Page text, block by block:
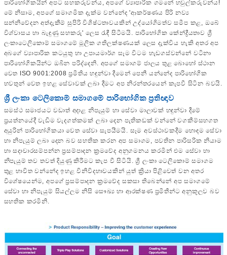
පාරිභෝගිකයින් අපට සහකරුවන්ය, අපගේ ව්‍යාපාරික ගමනේ හවුල්කරුවන්ය!
මේ නිසාම, අපගේ සමාගමික දැක්ම වන්නේද 'ආකර්ෂණය පිරි නව්‍ය
සන්නිවේදන අත්දැකීම් සුපිරි විශිෂ්ටතාවයකින් උද්යෝගිමත්ව සමීප කළ, ඔබේ
විශ්වාසය හා බැඳුණු සහකරු' ලෙස රැඳී සිටීමයි. පාරිභෝගික කේන්ද්‍රීයතාව ශ්‍රී
ලංකාටෙලිකොම් සමාගමේ මූලික ගතිලක්ෂණයක් ලෙස දැක්විය හැකි අතර අප
අබගේ ව්‍යාපාරික කටයුතු හා උපායමාර්ග සෑම විටම හැඩගස්වන්නේ වටිනා
පාරිභෝගිකයින්ට ඔබින පරිද්දෙනි. අපගේ සමාගම් ජාලය තුළ බොහෝ ස්ථාන
වෙත ISO 9001:2008 ප්‍රමිතිය හඳුන්වා දීමෙන් පෙනී යන්නේද පාරිභෝගික
භවතුන් වෙත ඉහළ සේවාවක් ලබා දීමට අප නිරන්තරයෙන් කැපවී සිටින බවයි.
ශ්‍රී ලංකා ටෙලිකොම් සමාගමේ පාරිභෝගික ප්‍රතිඥාව
සමස්ථ සමාජයට වඩාත් අදාළ නිපැයුම් හා සේවා මාලාවක් හඳුන්වා දීමේ
ප්‍රයත්නයේදී වැඩිම වැදගත්කමක් ලබා දෙන පැතිකඩක් වන්නේ වගකීම්සහගත
අයුරින් පාරිභෝගිකයා වෙත සේවා සැපයීමයි. සෑම අවස්ථාවකදීම හොඳම සේවා
හා නිපැයුම් ලබා දෙන බව සහතික කරන අප සමාගම, පවතින පාරිසරික නියාම
හා සදාචාරසම්පන්න ප්‍රසම්පාදන ක්‍රමවේද අනුගමනය කරමින් එම සේවා හා
නිපැයුම් තව තවත් දියුණු කිරීමට කැප වී සිටියි. ශ්‍රී ලංකා ටෙලිකොම් සමාගම
තුළ භාවිත වන්නේද ඉහළ විනිවිදභාවයකින් යුත් ක්‍රියා පිළිවෙත් වන අතර
විශේෂයෙන්ම, අපගේ ප්‍රසම්පාදන ක්‍රමවේද සකසා තිබෙන්නේ අප සමාගමේ
සේවා හා නිපැයුම් සියල්ලම නිසි සෞඛ්‍ය හා ආරක්ෂණ ප්‍රමිතීන්ට අනුකූලව බව
සහතික කරමිනි.